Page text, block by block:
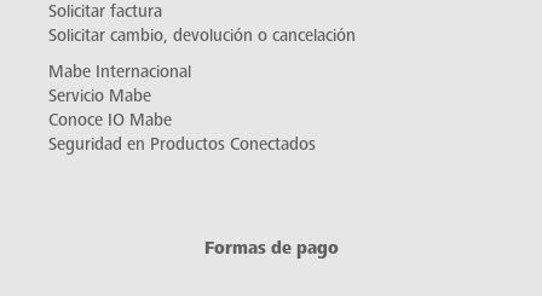
Solicitar factura
Solicitar cambio, devolución o cancelación
Mabe Internacional
Servicio Mabe
Conoce IO Mabe
Seguridad en Productos Conectados
Formas de pago